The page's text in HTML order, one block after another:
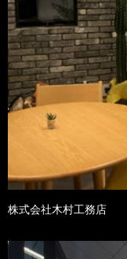
株式会社木村工務店